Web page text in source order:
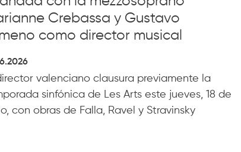
Crebassa y Gustavo
como director musical
valenciano clausura previamente la
sinfónica de Les Arts este jueves, 18 de
con obras de Falla, Ravel y Stravinsky